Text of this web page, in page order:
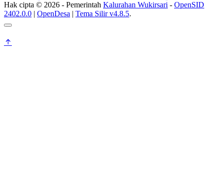
Hak cipta © 2026 - Pemerintah Kalurahan Wukirsari - OpenSID
2402.0.0 | OpenDesa | Tema Silir v4.8.5.